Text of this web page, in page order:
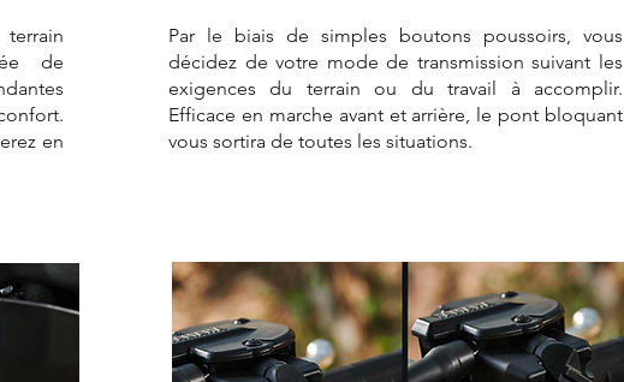
de
en
Par le biais de simples boutons poussoirs, vous
décidez de votre mode de transmission suivant les
exigences du terrain ou du travail à accomplir.
Efficace en marche avant et arrière, le pont bloquant
vous sortira de toutes les situations.